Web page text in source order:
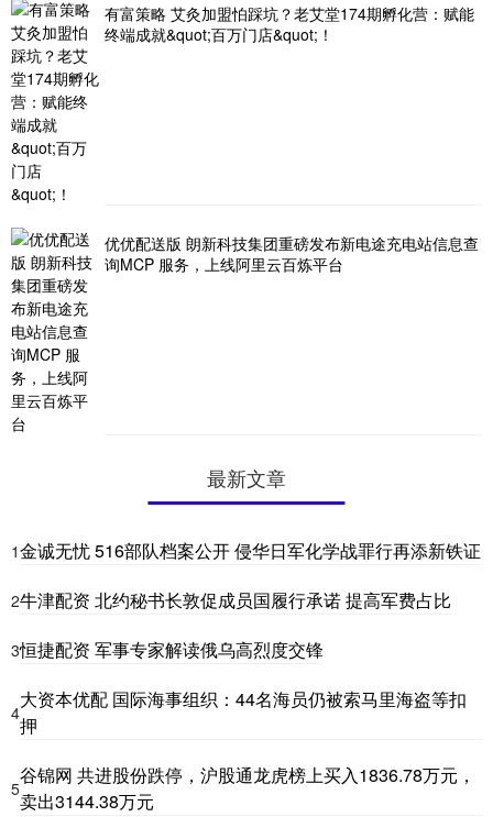
有富策略 艾灸加盟怕踩坑？老艾堂174期孵化营：赋能
终端成就&quot;百万门店&quot;！
优优配送版 朗新科技集团重磅发布新电途充电站信息查
询MCP 服务，上线阿里云百炼平台
最新文章
1金诚无忧 516部队档案公开 侵华日军化学战罪行再添新铁证
2牛津配资 北约秘书长敦促成员国履行承诺 提高军费占比
3恒捷配资 军事专家解读俄乌高烈度交锋
4
大资本优配 国际海事组织：44名海员仍被索马里海盗等扣
押
5
谷锦网 共进股份跌停，沪股通龙虎榜上买入1836.78万元，
卖出3144.38万元